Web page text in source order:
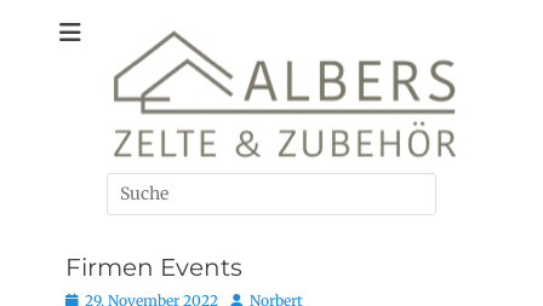
Zelte und Zubehör
Suchen
nach:
Firmen Events
Posted
29. November 2022 AutorNorbert